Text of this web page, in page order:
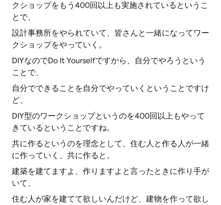
クショップをもう400回以上も実施されているというこ
とで、
設計事務所をやられていて、皆さんと一緒になってワー
クショップをやっていく。
DIYなのでDo It Yourselfですから、自分でやろうという
ことで、
自分でできることを自分でやっていくということですけ
ど、
DIY型のワークショップというのを400回以上もやって
きているということですね。
共に作るというのを理念として、住む人と作る人が一緒
に作っていく、共に作ると。
建築を建てますよ、作りますよと言ったときに作り手が
いて、
住む人が家を建てて欲しいんだけど、建物を作って欲し